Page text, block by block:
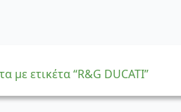
με ετικέτα “R&G DUCATI”